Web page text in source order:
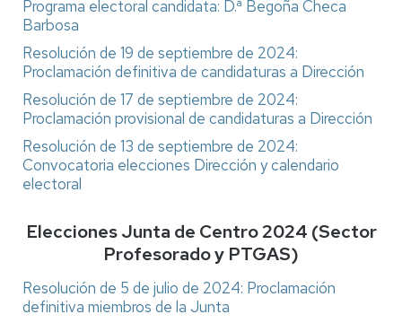
Programa electoral candidata: D.ª Begoña Checa
Barbosa
Resolución de 19 de septiembre de 2024:
Proclamación definitiva de candidaturas a Dirección
Resolución de 17 de septiembre de 2024:
Proclamación provisional de candidaturas a Dirección
Resolución de 13 de septiembre de 2024:
Convocatoria elecciones Dirección y calendario
electoral
Elecciones Junta de Centro 2024 (Sector
Profesorado y PTGAS)
Resolución de 5 de julio de 2024: Proclamación
definitiva miembros de la Junta